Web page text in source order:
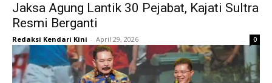
Jaksa Agung Lantik 30 Pejabat, Kajati Sultra
Resmi Berganti
Redaksi Kendari Kini - April 29, 2026 0